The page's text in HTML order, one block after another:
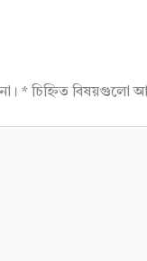
*চিহ্নিত বিষয়গুলো